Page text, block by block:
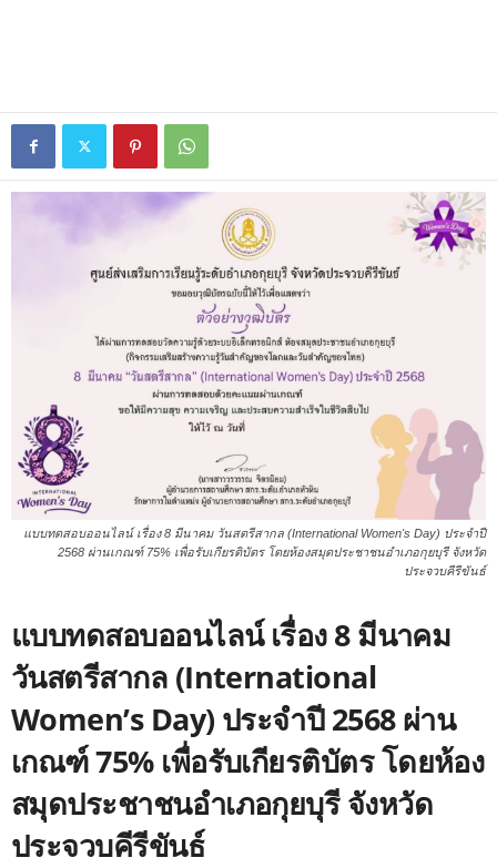
แบบทดสอบออนไลน์ เรื่อง 8 มีนาคม วันสตรีสากล (International Women's Day) ประจำปี
2568 ผ่านเกณฑ์ 75% เพื่อรับเกียรติบัตร โดยห้องสมุดประชาชนอำเภอกุยบุรี จังหวัด
ประจวบคีรีขันธ์
แบบทดสอบออนไลน์ เรื่อง 8 มีนาคม
วันสตรีสากล (International
Women’s Day) ประจำปี 2568 ผ่าน
เกณฑ์ 75% เพื่อรับเกียรติบัตร โดยห้อง
สมุดประชาชนอำเภอกุยบุรี จังหวัด
ประจวบคีรีขันธ์